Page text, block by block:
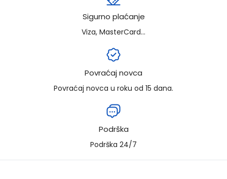
Sigurno plaćanje
Viza, MasterCard...
Povraćaj novca
Povraćaj novca u roku od 15 dana.
Podrška
Podrška 24/7